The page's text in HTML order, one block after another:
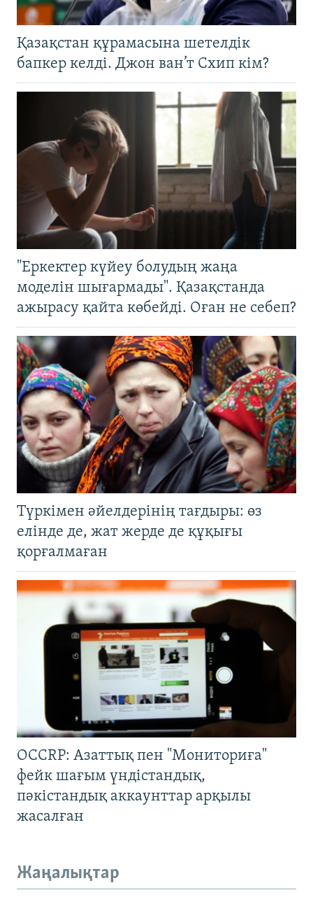
Қазақстан құрамасына шетелдік
бапкер келді. Джон ван’т Схип кім?
"Еркектер күйеу болудың жаңа
моделін шығармады". Қазақстанда
ажырасу қайта көбейді. Оған не себеп?
Түркімен әйелдерінің тағдыры: өз
елінде де, жат жерде де құқығы
қорғалмаған
OCCRP: Азаттық пен "Мониториға"
фейк шағым үндістандық,
пәкістандық аккаунттар арқылы
жасалған
Жаңалықтар